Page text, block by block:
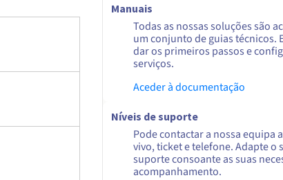
Manuais
Todas as nossas soluções são
um conjunto de guias técnicos.
dar os primeiros passos e
serviços.
Aceder à documentação
Níveis de suporte
Pode contactar a nossa equipa
vivo, ticket e telefone. Adapte o
suporte consoante as suas
acompanhamento.